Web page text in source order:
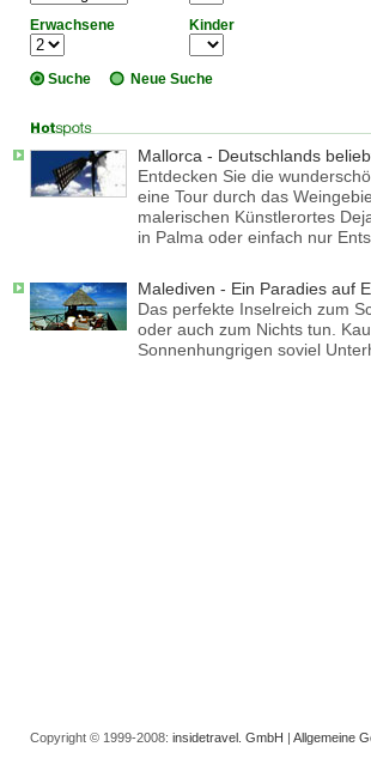
Erwachsene Kinder
Suche Neue Suche
Mallorca - Deutschlands
Entdecken Sie die
eine Tour durch das
malerischen Künstlerortes
in Palma oder einfach nur
Malediven - Ein Paradies auf
Das perfekte Inselreich zum
oder auch zum Nichts tun.
Sonnenhungrigen soviel
Copyright © 1999-2008: insidetravel. GmbH | Allgemeine